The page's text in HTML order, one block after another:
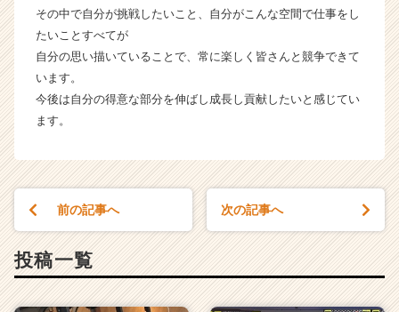
e
a
e
その中で自分が挑戦したいこと、自分がこんな空間で仕事をし
たいことすべてが
自分の思い描いていることで、常に楽しく皆さんと競争できて
います。
今後は自分の得意な部分を伸ばし成長し貢献したいと感じてい
ます。
前の記事へ 次の記事へ
投稿一覧